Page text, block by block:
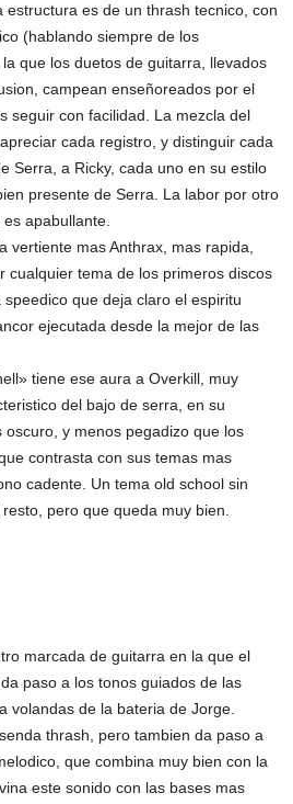
estructura es de un thrash tecnico, con
(hablando siempre de los
que los duetos de guitarra, llevados
campean enseñoreados por el
seguir con facilidad. La mezcla del
cada registro, y distinguir cada
Serra, a Ricky, cada uno en su estilo
presente de Serra. La labor por otro
apabullante.
vertiente mas Anthrax, mas rapida,
cualquier tema de los primeros discos
que deja claro el espiritu
ejecutada desde la mejor de las
tiene ese aura a Overkill, muy
del bajo de serra, en su
y menos pegadizo que los
contrasta con sus temas mas
cadente. Un tema old school sin
pero que queda muy bien.
marcada de guitarra en la que el
paso a los tonos guiados de las
volandas de la bateria de Jorge.
thrash, pero tambien da paso a
que combina muy bien con la
este sonido con las bases mas